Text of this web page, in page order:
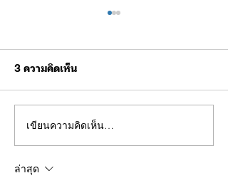
ขอเชิญร่วมกิจกรรมการ
3 ความคิดเห็น
เขียนความคิดเห็น…
ล่าสุด